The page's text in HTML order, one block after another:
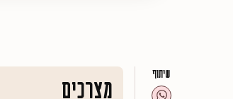
שיתוף מצרכים